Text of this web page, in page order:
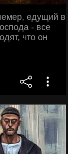
едущий в
- все
что он